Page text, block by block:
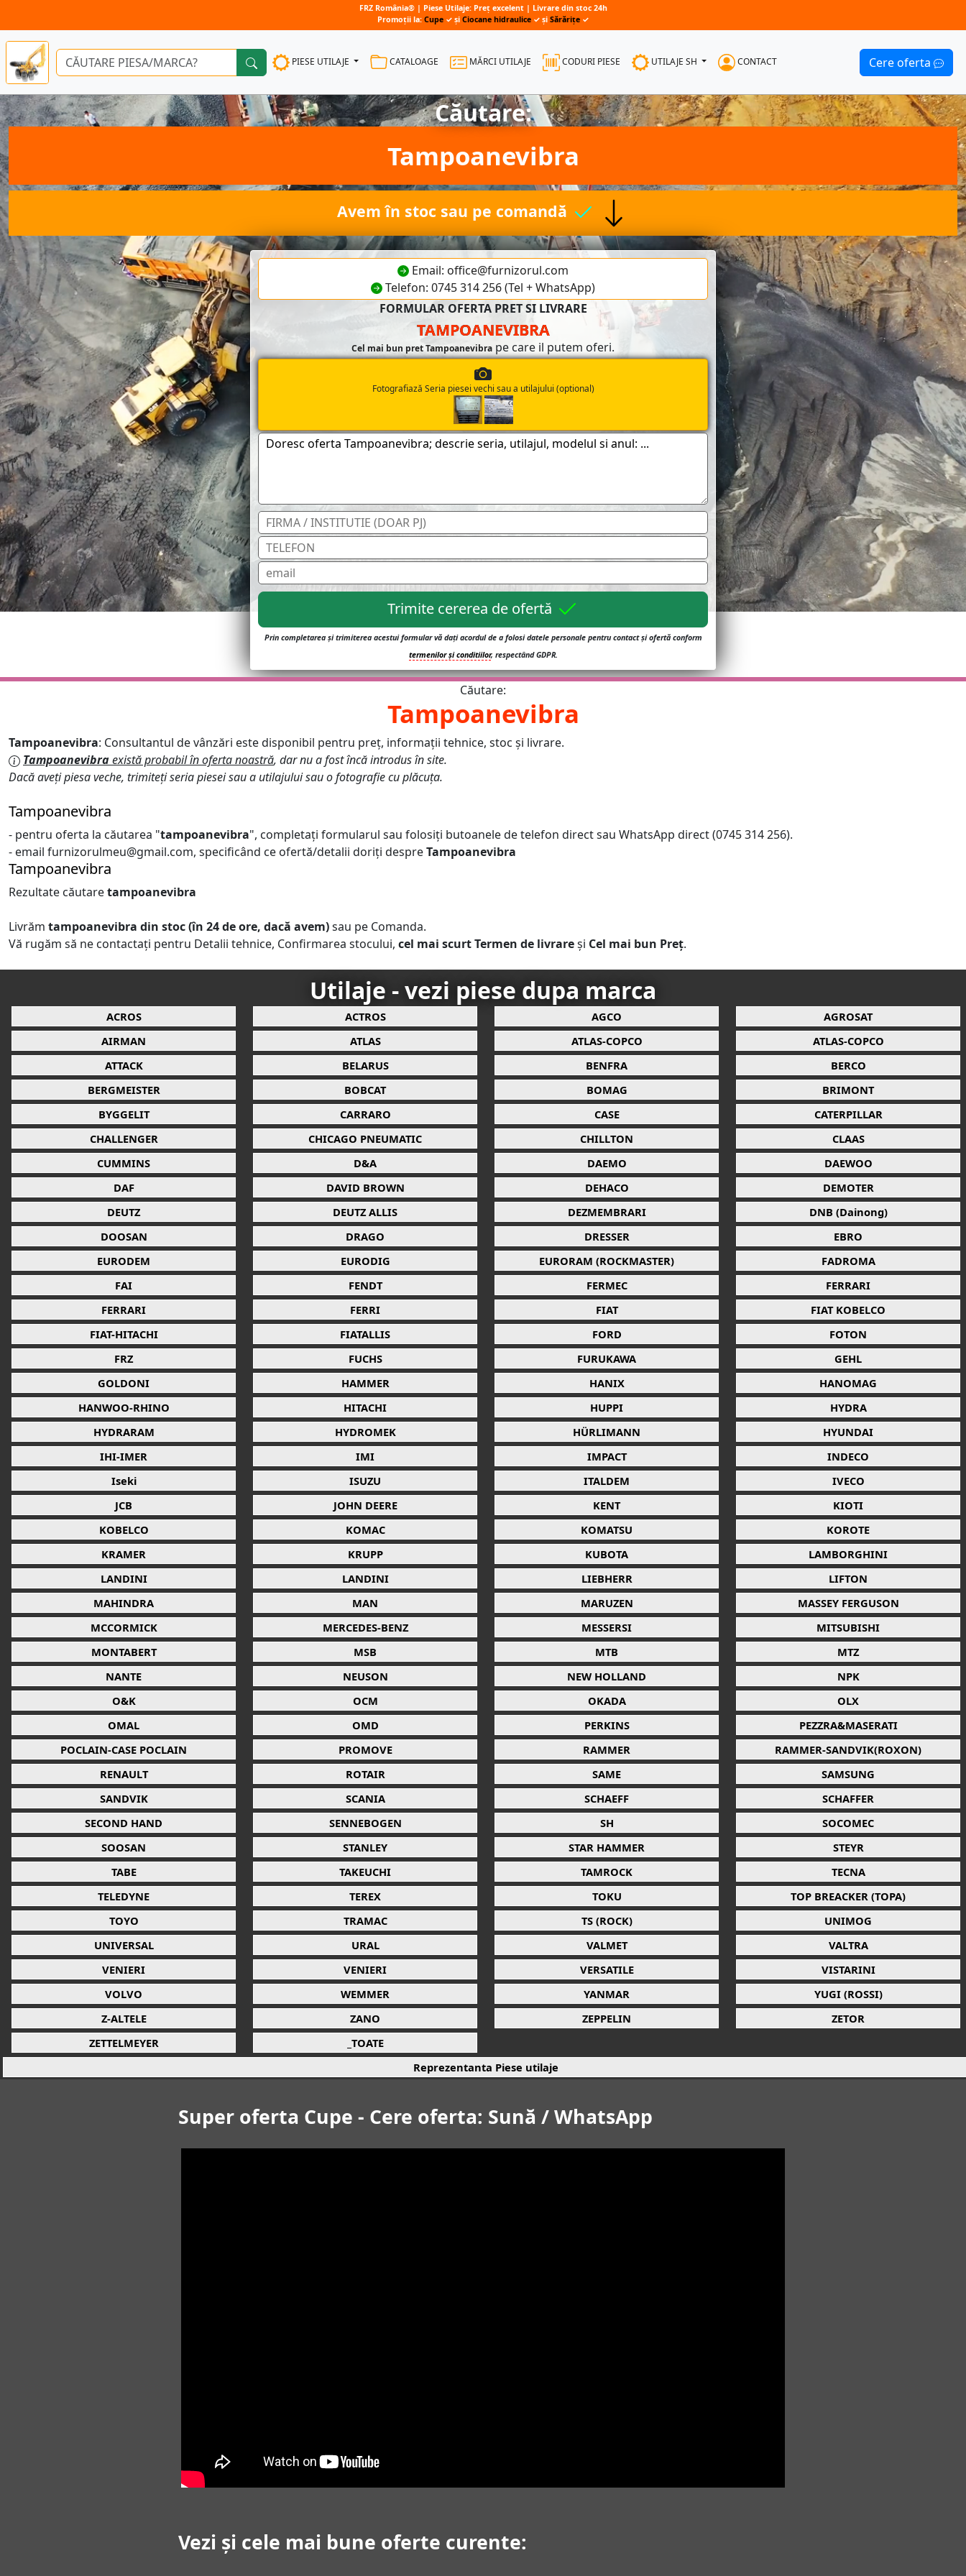
Căutare:
Tampoanevibra
Avem în stoc sau pe comandă
Email: office@furnizorul.com
Telefon: 0745 314 256 (Tel + WhatsApp)
FORMULAR OFERTA PRET SI LIVRARE
TAMPOANEVIBRA
Cel mai bun pret Tampoanevibra pe care il putem oferi.
Fotografiază Seria piesei vechi sau a utilajului (optional)
Trimite cererea de ofertă
Prin completarea și trimiterea acestui formular vă dați acordul de a folosi datele personale pentru contact și ofertă conform
termenilor și conditiilor, respectând GDPR.
Căutare:
Tampoanevibra
Tampoanevibra: Consultantul de vânzări este disponibil pentru preț, informații tehnice, stoc și livrare.
Tampoanevibraexistă probabil în oferta noastră, dar nu a fost încă introdus în site.
Dacă aveți piesa veche, trimiteți seria piesei sau a utilajului sau o fotografie cu plăcuța.
Tampoanevibra
- pentru oferta la căutarea "tampoanevibra", completați formularul sau folosiți butoanele de telefon direct sau WhatsApp direct (0745 314 256).
- email furnizorulmeu@gmail.com, specificând ce ofertă/detalii doriți despreTampoanevibra
Tampoanevibra
Rezultate căutaretampoanevibra
Livrăm tampoanevibra din stoc (în 24 de ore, dacă avem)sau pe Comanda.
Vă rugăm să ne contactați pentru Detalii tehnice, Confirmarea stocului, cel mai scurt Termen de livrareși Cel mai bun Preț.
Utilaje - vezi piese dupa marca
ACROS ACTROS AGCO
AGROSAT
AIRMAN
ATLAS ATLAS-COPCO
ATLAS-COPCO
ATTACK
BELARUS BENFRA
BERCO
BERGMEISTER
BOBCAT BOMAG
BRIMONT
BYGGELIT
CARRARO CASE
CATERPILLAR
CHALLENGER
CHICAGO PNEUMATIC CHILLTON
CLAAS
CUMMINS
D&A DAEMO
DAEWOO
DAF
DAVID BROWN DEHACO
DEMOTER
DEUTZ
DEUTZ ALLIS DEZMEMBRARI
DNB (Dainong)
DOOSAN
DRAGO DRESSER
EBRO
EURODEM
EURODIG EURORAM (ROCKMASTER)
FADROMA
FAI
FENDT FERMEC
FERRARI
FERRARI
FERRI FIAT
FIAT KOBELCO
FIAT-HITACHI
FIATALLIS FORD
FOTON
FRZ
FUCHS FURUKAWA
GEHL
GOLDONI
HAMMER HANIX
HANOMAG
HANWOO-RHINO
HITACHI HUPPI
HYDRA
HYDRARAM
HYDROMEK HÜRLIMANN
HYUNDAI
IHI-IMER
IMI IMPACT
INDECO
Iseki
ISUZU ITALDEM
IVECO
JCB
JOHN DEERE KENT
KIOTI
KOBELCO
KOMAC KOMATSU
KOROTE
KRAMER
KRUPP KUBOTA
LAMBORGHINI
LANDINI
LANDINI LIEBHERR
LIFTON
MAHINDRA
MAN MARUZEN
MASSEY FERGUSON
MCCORMICK
MERCEDES-BENZ MESSERSI
MITSUBISHI
MONTABERT
MSB MTB
MTZ
NANTE
NEUSON NEW HOLLAND
NPK
O&K
OCM OKADA
OLX
OMAL
OMD PERKINS
PEZZRA&MASERATI
POCLAIN-CASE POCLAIN
PROMOVE RAMMER
RAMMER-SANDVIK(ROXON)
RENAULT
ROTAIR SAME
SAMSUNG
SANDVIK
SCANIA SCHAEFF
SCHAFFER
SECOND HAND
SENNEBOGEN SH
SOCOMEC
SOOSAN
STANLEY STAR HAMMER
STEYR
TABE
TAKEUCHI TAMROCK
TECNA
TELEDYNE
TEREX TOKU
TOP BREACKER (TOPA)
TOYO
TRAMAC TS (ROCK)
UNIMOG
UNIVERSAL
URAL VALMET
VALTRA
VENIERI
VENIERI VERSATILE
VISTARINI
VOLVO
WEMMER YANMAR
YUGI (ROSSI)
Z-ALTELE
ZANO ZEPPELIN
ZETOR
ZETTELMEYER
_TOATE
Reprezentanta Piese utilaje
Super oferta Cupe - Cere oferta: Sună / WhatsApp
Vezi și cele mai bune oferte curente:
FRZ România® | Piese Utilaje: Preț excelent | Livrare din stoc 24h
Promoții la: Cupe ✓ și Ciocane hidraulice ✓ și Sărărițe ✓
PIESE UTILAJE CATALOAGE MĂRCI UTILAJE CODURI PIESE UTILAJE SH CONTACT Cere oferta